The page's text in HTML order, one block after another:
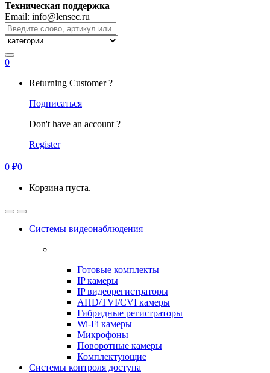
Техническая поддержка
Email: info@lensec.ru
Search
for:
0
Returning Customer ?
Подписаться
Don't have an account ?
Register
0 ₽0
Корзина пуста.
Системы видеонаблюдения
Готовые комплекты
IP камеры
IP видеорегистраторы
AHD/TVI/CVI камеры
Гибридные регистраторы
Wi-Fi камеры
Микрофоны
Поворотные камеры
Комплектующие
Системы контроля доступа